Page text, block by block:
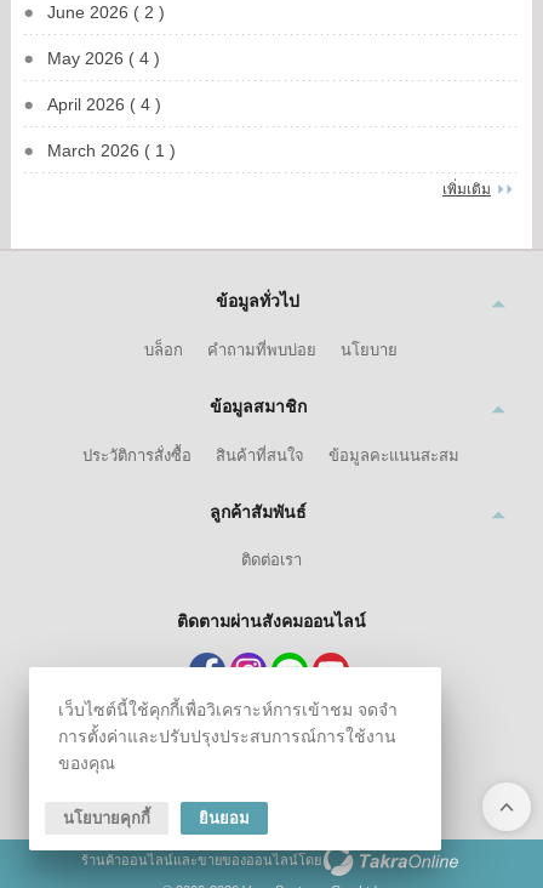
June 2026 ( 2 )
May 2026 ( 4 )
April 2026 ( 4 )
March 2026 ( 1 )
เพิ่มเติม
ข้อมูลทั่วไป
บล็อก คำถามที่พบบ่อย นโยบาย
ข้อมูลสมาชิก
ประวัติการสั่งซื้อ สินค้าที่สนใจ ข้อมูลคะแนนสะสม
ลูกค้าสัมพันธ์
ติดต่อเรา
ติดตามผ่านสังคมออนไลน์
ร้านค้าออนไลน์และขายของออนไลน์โดย
เว็บไซต์นี้ใช้คุกกี้เพื่อวิเคราะห์การเข้าชม จดจำ
การตั้งค่าและปรับปรุงประสบการณ์การใช้งาน
ของคุณ
นโยบายคุกกี้ ยินยอม